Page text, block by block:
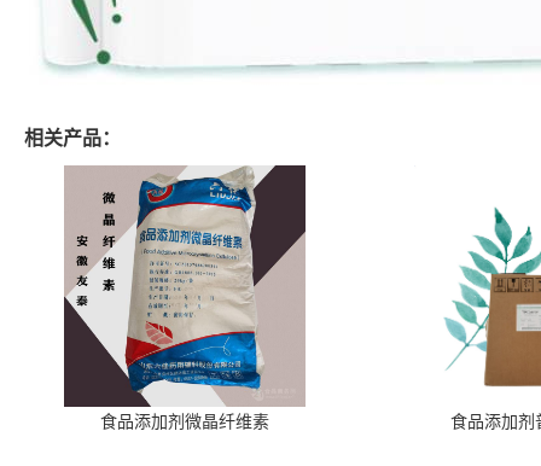
相关产品：
食品添加剂微晶纤维素 食品添加剂